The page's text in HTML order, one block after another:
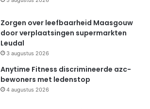
Zorgen over leefbaarheid Maasgouw
door verplaatsingen supermarkten
Leudal
3 augustus 2026
Anytime Fitness discrimineerde azc-
bewoners met ledenstop
4 augustus 2026